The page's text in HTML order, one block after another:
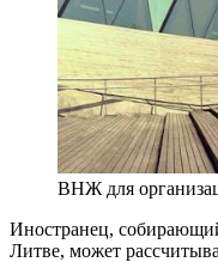
ВНЖ для
Иностранец,
Литве, может